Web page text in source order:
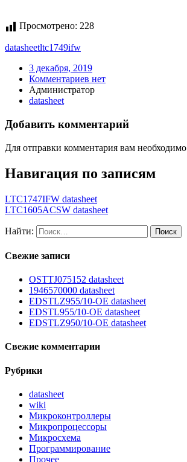
Просмотрено: 228
datasheetltc1749ifw
3 декабря, 2019
Комментариев нет
Администратор
datasheet
Добавить комментарий
Для отправки комментария вам необходимо
Навигация по записям
LTC1747IFW datasheet
LTC1605ACSW datasheet
Найти:
Свежие записи
OSTTJ075152 datasheet
1946570000 datasheet
EDSTLZ955/10-OE datasheet
EDSTL955/10-OE datasheet
EDSTLZ950/10-OE datasheet
Свежие комментарии
Рубрики
datasheet
wiki
Микроконтроллеры
Микропроцессоры
Микросхема
Программирование
Прочее